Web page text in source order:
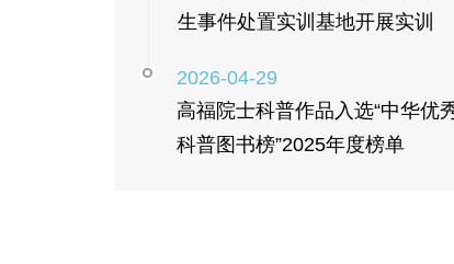
生事件处置实训基地开展实训
2026-04-29
高福院士科普作品入选“中华优
科普图书榜”2025年度榜单